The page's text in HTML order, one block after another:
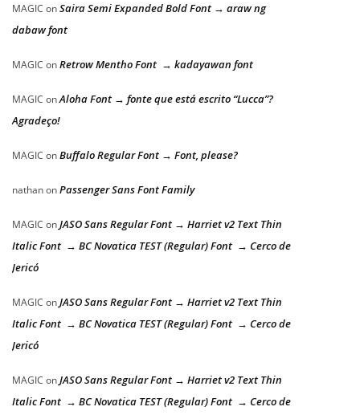
MAGIC onSaira Semi Expanded Bold Font → araw ng
dabaw font
MAGIC onRetrow Mentho Font → kadayawan font
MAGIC onAloha Font → fonte que está escrito “Lucca”?
Agradeço!
MAGIC onBuffalo Regular Font → Font, please?
nathanonPassenger Sans Font Family
MAGIC onJASO Sans Regular Font → Harriet v2 Text Thin
Italic Font → BC Novatica TEST (Regular) Font → Cerco de
Jericó
MAGIC onJASO Sans Regular Font → Harriet v2 Text Thin
Italic Font → BC Novatica TEST (Regular) Font → Cerco de
Jericó
MAGIC onJASO Sans Regular Font → Harriet v2 Text Thin
Italic Font → BC Novatica TEST (Regular) Font → Cerco de